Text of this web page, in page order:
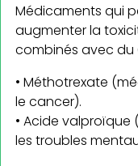
Médicaments qui
augmenter la
combinés avec du
• Méthotrexate
le cancer).
• Acide valproïque
les troubles